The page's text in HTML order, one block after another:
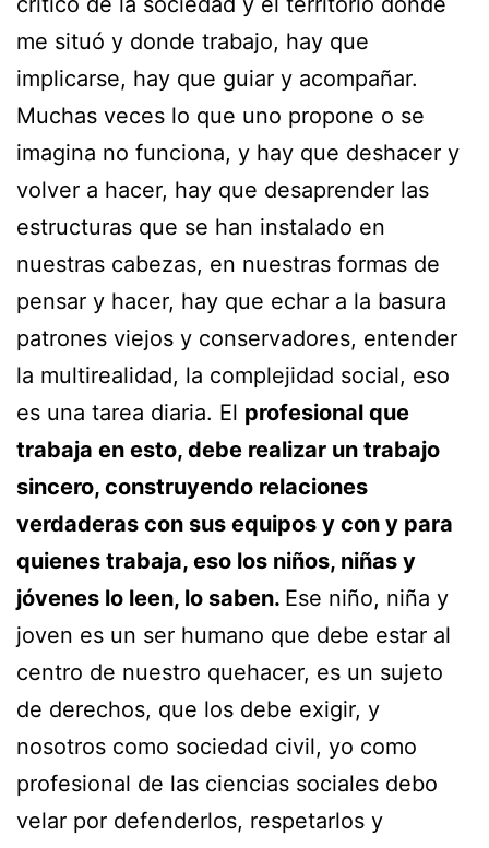
me situó y donde trabajo, hay que
implicarse, hay que guiar y acompañar.
Muchas veces lo que uno propone o se
imagina no funciona, y hay que deshacer y
volver a hacer, hay que desaprender las
estructuras que se han instalado en
nuestras cabezas, en nuestras formas de
pensar y hacer, hay que echar a la basura
patrones viejos y conservadores, entender
la multirealidad, la complejidad social, eso
es una tarea diaria. El profesional que
trabaja en esto, debe realizar un trabajo
sincero, construyendo relaciones
verdaderas con sus equipos y con y para
quienes trabaja, eso los niños, niñas y
jóvenes lo leen, lo saben. Ese niño, niña y
joven es un ser humano que debe estar al
centro de nuestro quehacer, es un sujeto
de derechos, que los debe exigir, y
nosotros como sociedad civil, yo como
profesional de las ciencias sociales debo
velar por defenderlos, respetarlos y